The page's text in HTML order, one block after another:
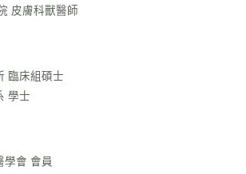
皮膚科獸醫師
臨床組碩士
學士
學會 會員